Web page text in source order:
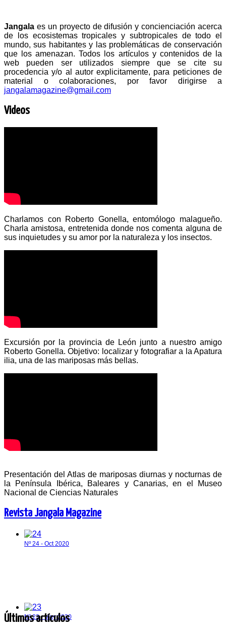
Jangala es un proyecto de difusión y concienciación acerca
de los ecosistemas tropicales y subtropicales de todo el
mundo, sus habitantes y las problemáticas de conservación
que los amenazan. Todos los artículos y contenidos de la
web pueden ser utilizados siempre que se cite su
procedencia y/o al autor explicitamente, para peticiones de
material o colaboraciones, por favor dirigirse a
jangalamagazine@gmail.com
Videos
Charlamos con Roberto Gonella, entomólogo malagueño.
Charla amistosa, entretenida donde nos comenta alguna de
sus inquietudes y su amor por la naturaleza y los insectos.
Excursión por la provincia de León junto a nuestro amigo
Roberto Gonella. Objetivo: localizar y fotografiar a la Apatura
ilia, una de las mariposas más bellas.
Presentación del Atlas de mariposas diurnas y nocturnas de
la Península Ibérica, Baleares y Canarias, en el Museo
Nacional de Ciencias Naturales
Revista Jangala Magazine
Nº 24 - Oct 2020
Nº 23 - May 2020
Últimos artículos